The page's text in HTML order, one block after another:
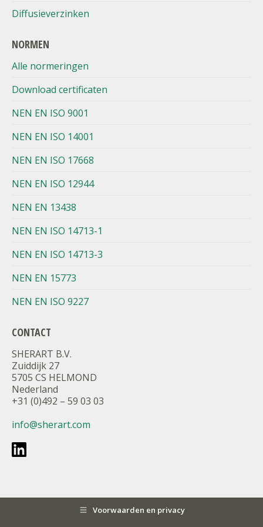
Diffusieverzinken
NORMEN
Alle normeringen
Download certificaten
NEN EN ISO 9001
NEN EN ISO 14001
NEN EN ISO 17668
NEN EN ISO 12944
NEN EN 13438
NEN EN ISO 14713-1
NEN EN ISO 14713-3
NEN EN 15773
NEN EN ISO 9227
CONTACT
SHERART B.V.
Zuiddijk 27
5705 CS HELMOND
Nederland
+31 (0)492 – 59 03 03
info@sherart.com
Voorwaarden en privacy